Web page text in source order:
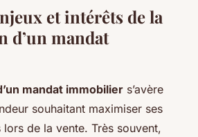
et intérêts de la
d’un mandat
mandat immobilier s’avère
souhaitant maximiser ses
de la vente. Très souvent,